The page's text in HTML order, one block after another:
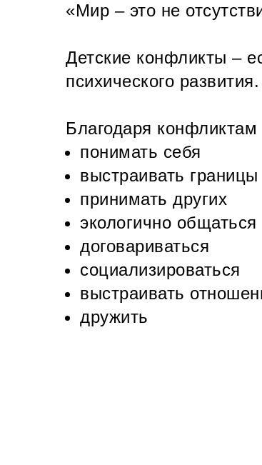
«Мир – это не
Детские конфликты –
психического
Благодаря конфликтам
понимать себя
выстраивать границы
принимать других
экологично общаться
договариваться
социализироваться
выстраивать
дружить